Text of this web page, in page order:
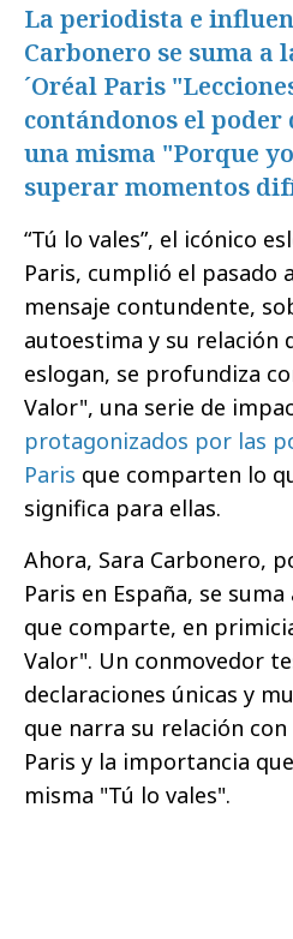
La periodista e
Carbonero se suma a
´Oréal Paris
contándonos el poder
una misma "Porque
superar momentos
“Tú lo vales”, el icónico
Paris, cumplió el pasado
mensaje contundente,
autoestima y su relación
eslogan, se profundiza
Valor", una serie de
protagonizados por las
Paris que comparten lo
significa para ellas.
Ahora, Sara Carbonero,
Paris en España, se
que comparte, en
Valor". Un conmovedor
declaraciones únicas y
que narra su relación
Paris y la importancia
misma "Tú lo vales".